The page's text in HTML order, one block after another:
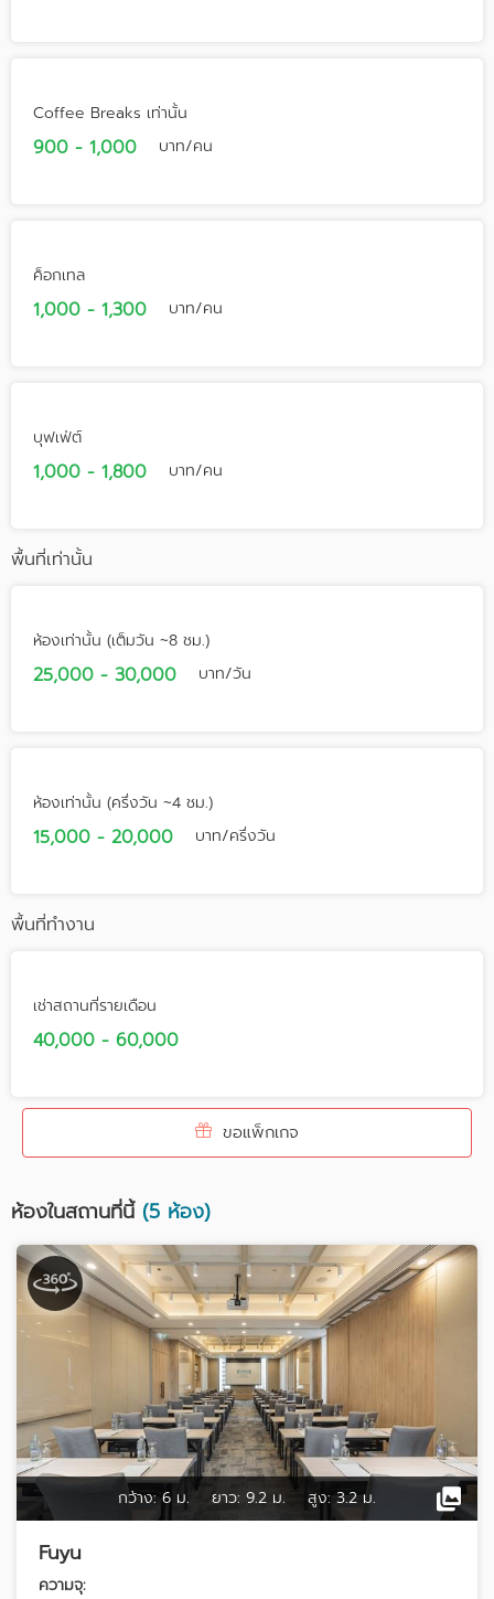
Coffee Breaks เท่านั้น
900 - 1,000 บาท/คน
ค็อกเทล
1,000 - 1,300 บาท/คน
บุฟเฟ่ต์
1,000 - 1,800 บาท/คน
พื้นที่เท่านั้น
ห้องเท่านั้น (เต็มวัน ~8 ชม.)
25,000 - 30,000 บาท/วัน
ห้องเท่านั้น (ครึ่งวัน ~4 ชม.)
15,000 - 20,000 บาท/ครึ่งวัน
พื้นที่ทำงาน
เช่าสถานที่รายเดือน
40,000 - 60,000
ขอแพ็กเกจ
ห้องในสถานที่นี้(5 ห้อง)
กว้าง: 6 ม. ยาว: 9.2 ม. สูง: 3.2 ม.
Fuyu
ความจุ: